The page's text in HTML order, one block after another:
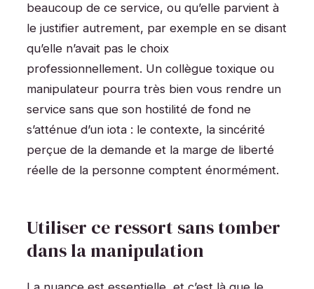
beaucoup de ce service, ou qu’elle parvient à
le justifier autrement, par exemple en se disant
qu’elle n’avait pas le choix
professionnellement. Un collègue toxique ou
manipulateur pourra très bien vous rendre un
service sans que son hostilité de fond ne
s’atténue d’un iota : le contexte, la sincérité
perçue de la demande et la marge de liberté
réelle de la personne comptent énormément.
Utiliser ce ressort sans tomber
dans la manipulation